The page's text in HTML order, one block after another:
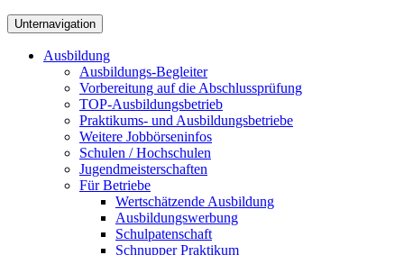
Unternavigation
Ausbildung
Ausbildungs-Begleiter
Vorbereitung auf die Abschlussprüfung
TOP-Ausbildungsbetrieb
Praktikums- und Ausbildungsbetriebe
Weitere Jobbörseninfos
Schulen / Hochschulen
Jugendmeisterschaften
Für Betriebe
Wertschätzende Ausbildung
Ausbildungswerbung
Schulpatenschaft
Schnupper Praktikum